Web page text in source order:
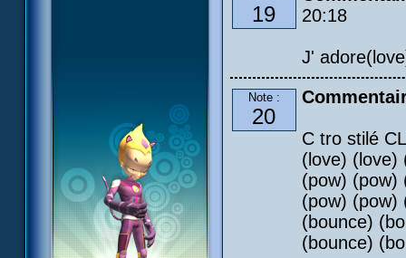
19
20:18
J'
Note :
20
C tro stilé
(love) (love)
(pow) (pow)
(pow) (pow)
(bounce)
(bounce)